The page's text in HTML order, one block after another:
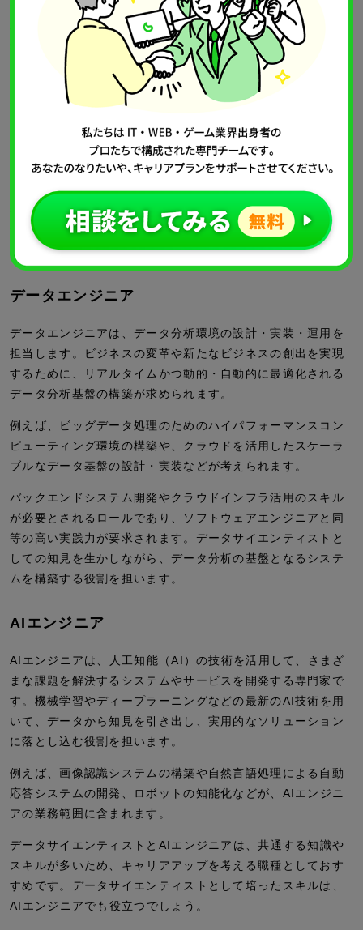
データサイエンスプロフェッショナルは、データの処理・解
析を担当し、結果から知見を導き出す役割を担います。機械
学習やディープラーニングなどの専門知識が求められるロー
具体的には、大量のデータから有用な情報を抽出するための
また、現場部門でのデータ活用の仕組みづくりや、エンドユ
ーザーへの教育・サポートもおこないます。新技術の動向を
把握し、自社での活用可能性を検証するなども期待されま
す。データサイエンスの専門性を生かしながら、組織全体で
のデータ活用を推進する役割を担います。
データエンジニア
データエンジニアは、データ分析環境の設計・実装・運用を
担当します。ビジネスの変革や新たなビジネスの創出を実現
するために、リアルタイムかつ動的・自動的に最適化される
データ分析基盤の構築が求められます。
例えば、ビッグデータ処理のためのハイパフォーマンスコン
ピューティング環境の構築や、クラウドを活用したスケーラ
ブルなデータ基盤の設計・実装などが考えられます。
バックエンドシステム開発やクラウドインフラ活用のスキル
が必要とされるロールであり、ソフトウェアエンジニアと同
等の高い実践力が要求されます。データサイエンティストと
しての知見を生かしながら、データ分析の基盤となるシステ
ムを構築する役割を担います。
AIエンジニア
AIエンジニアは、人工知能（AI）の技術を活用して、さまざ
まな課題を解決するシステムやサービスを開発する専門家で
す。機械学習やディープラーニングなどの最新のAI技術を用
いて、データから知見を引き出し、実用的なソリューション
に落とし込む役割を担います。
例えば、画像認識システムの構築や自然言語処理による自動
応答システムの開発、ロボットの知能化などが、AIエンジニ
アの業務範囲に含まれます。
データサイエンティストとAIエンジニアは、共通する知識や
スキルが多いため、キャリアアップを考える職種としておす
すめです。データサイエンティストとして培ったスキルは、
AIエンジニアでも役立つでしょう。